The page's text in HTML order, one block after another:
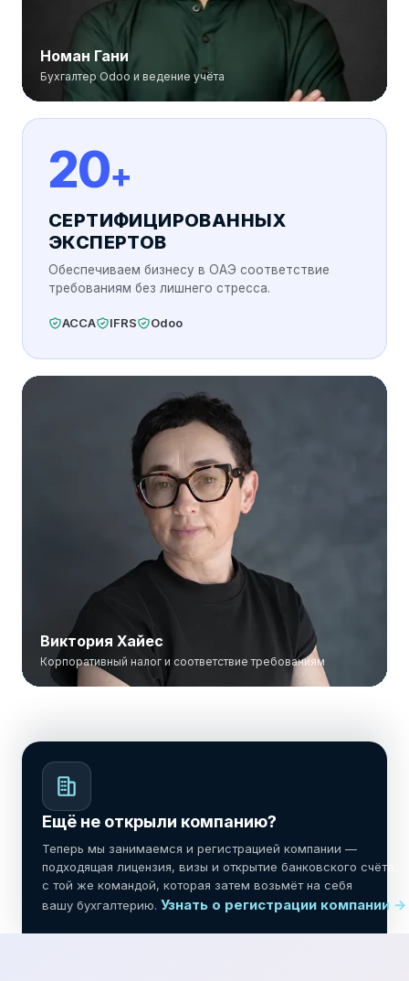
Номан Гани
Бухгалтер Odoo и ведение учёта
Профессиональный бухгалтер Odoo и специалист
по ведению учёта
20+
СЕРТИФИЦИРОВАННЫХ
ЭКСПЕРТОВ
Обеспечиваем бизнесу в ОАЭ соответствие
требованиям без лишнего стресса.
ACCA IFRS Odoo
Виктория Хайес
Корпоративный налог и соответствие требованиям
Ещё не открыли компанию?
Теперь мы занимаемся и регистрацией компании —
подходящая лицензия, визы и открытие банковского счёта,
с той же командой, которая затем возьмёт на себя
вашу бухгалтерию. Узнать о регистрации компании →